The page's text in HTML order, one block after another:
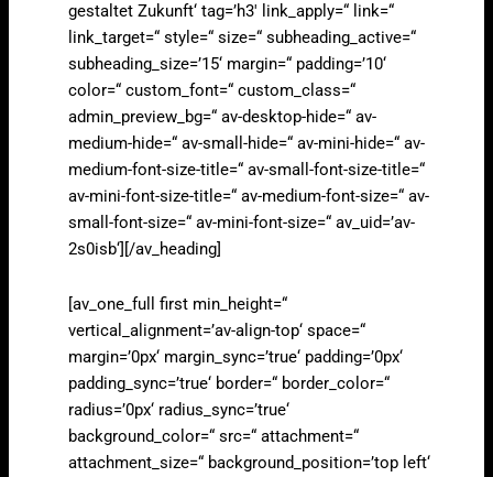
gestaltet Zukunft‘ tag=’h3′ link_apply=“ link=“
link_target=“ style=“ size=“ subheading_active=“
subheading_size=’15‘ margin=“ padding=’10‘
color=“ custom_font=“ custom_class=“
admin_preview_bg=“ av-desktop-hide=“ av-
medium-hide=“ av-small-hide=“ av-mini-hide=“ av-
medium-font-size-title=“ av-small-font-size-title=“
av-mini-font-size-title=“ av-medium-font-size=“ av-
small-font-size=“ av-mini-font-size=“ av_uid=’av-
2s0isb‘][/av_heading]
[av_one_full first min_height=“
vertical_alignment=’av-align-top‘ space=“
margin=’0px‘ margin_sync=’true‘ padding=’0px‘
padding_sync=’true‘ border=“ border_color=“
radius=’0px‘ radius_sync=’true‘
background_color=“ src=“ attachment=“
attachment_size=“ background_position=’top left‘